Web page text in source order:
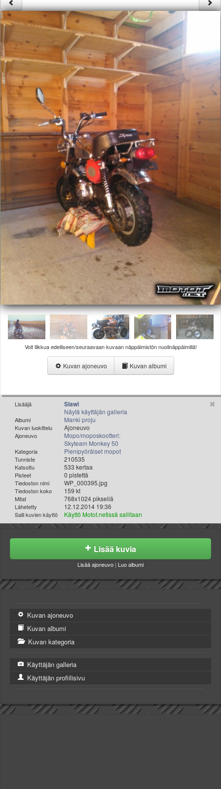
Säännöt ja ohjeet
Uudet ajoneuvot
Uudet kuvat
Uudet videot
Uudet kommentit
MYYDÄÄN
Haku
Ohjeet
Ajoneuvot
TIETOPANKKI
TAPAHTUMAT
MP15 kuvia
MP14 kuvia
MP13 kuvia
ACS 2015 kuvia
Lisää uusi tapahtuma
UUTISET
Valitse paikkakunta
Helsingin sää
Tampereen sää
Turun sää
Oulun sää
Kuopion sää
MUUT
VIP-jäsenyys
Paidat ja vaatteet
Suunnittele oma paita
Mainostus
Kevytversio
Voit liikkua edelliseen/seuraavaan kuvaan näppäimistön nuolinäppäimillä!
Kuvan ajoneuvo Kuvan albumi
Lisääjä Slawi
Näytä käyttäjän galleria
Albumi Manki proju
Kuvan luokittelu Ajoneuvo
Ajoneuvo
Mopo/moposkootteri:
Skyteam Monkey 50
Kategoria Pienipyöräiset mopot
Tunniste 210535
Katsottu 533 kertaa
Pisteet 0 pistettä
Tiedoston nimi WP_000395.jpg
Tiedoston koko 159 kt
Mitat 768x1024 pikseliä
Lähetetty 12.12.2014 19:36
Salli kuvien käyttö Käyttö Motot.netissä sallitaan
Lisää kuvia
Lisää ajoneuvo | Luo albumi
Kuvan ajoneuvo
Kuvan albumi
Kuvan kategoria
Käyttäjän galleria
Käyttäjän profiilisivu